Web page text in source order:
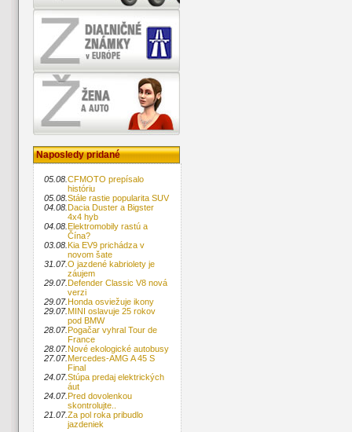
Naposledy pridané
05.08.CFMOTO prepísalo
históriu
05.08.Stále rastie popularita SUV
04.08.Dacia Duster a Bigster
4x4 hyb
04.08.Elektromobily rastú a
Čína?
03.08.Kia EV9 prichádza v
novom šate
31.07.O jazdené kabriolety je
záujem
29.07.Defender Classic V8 nová
verzi
29.07.Honda osviežuje ikony
29.07.MINI oslavuje 25 rokov
pod BMW
28.07.Pogačar vyhral Tour de
France
28.07.Nové ekologické autobusy
27.07.Mercedes-AMG A 45 S
Final
24.07.Stúpa predaj elektrických
áut
24.07.Pred dovolenkou
skontrolujte..
21.07.Za pol roka pribudlo
jazdeniek